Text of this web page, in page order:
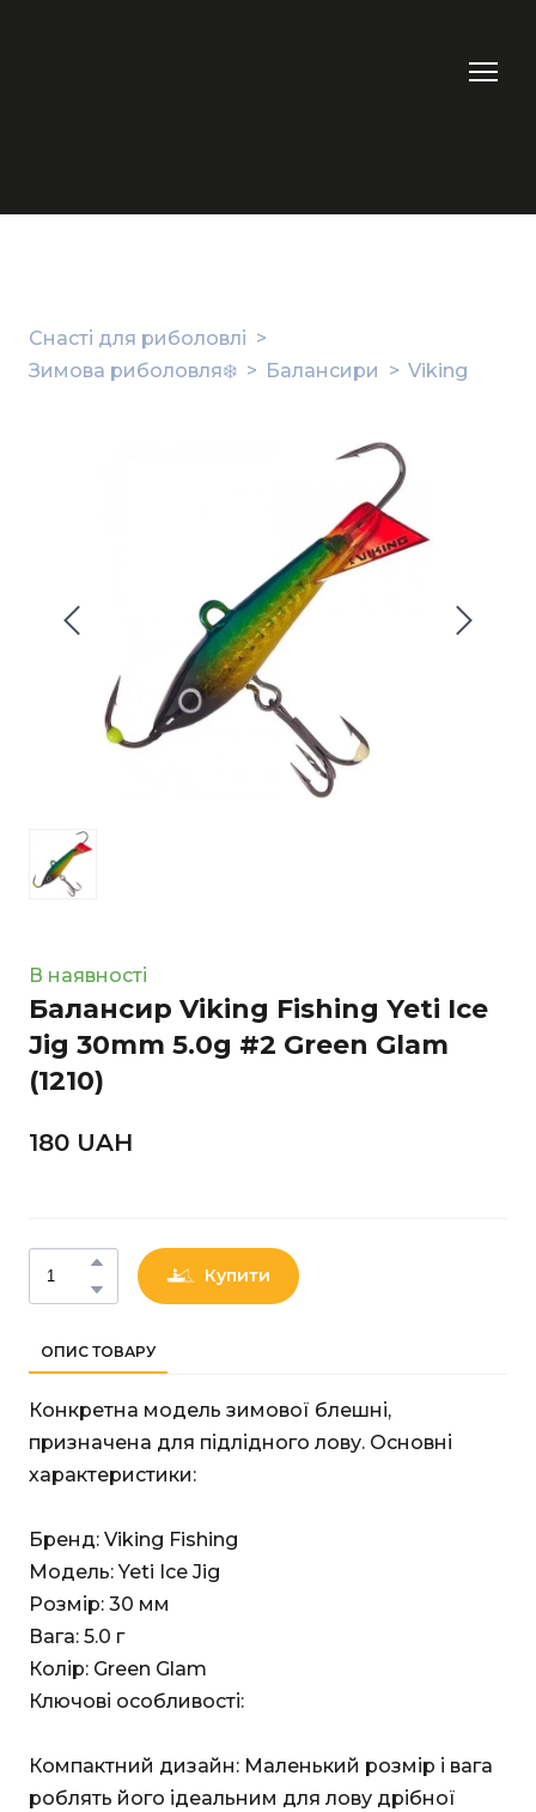
Снасті для риболовлі
Зимова риболовля❄️
Балансири Viking
В наявності
Балансир Viking Fishing Yeti Ice
Jig 30mm 5.0g #2 Green Glam
(1210)
180 UAН
Купити
ОПИС ТОВАРУ
Конкретна модель зимової блешні,
призначена для підлідного лову. Основні
характеристики:
Бренд: Viking Fishing
Модель: Yeti Ice Jig
Розмір: 30 мм
Вага: 5.0 г
Колір: Green Glam
Ключові особливості:
Компактний дизайн: Маленький розмір і вага
роблять його ідеальним для лову дрібної